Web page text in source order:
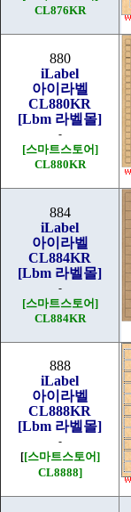
CL876KR
880
iLabel
아이라벨
CL880KR
[Lbm 라벨몰]
-
[스마트스토어]
CL880KR
884
iLabel
아이라벨
CL884KR
[Lbm 라벨몰]
-
[스마트스토어]
CL884KR
888
iLabel
아이라벨
CL888KR
[Lbm 라벨몰]
-
[[스마트스토어]
CL8888]